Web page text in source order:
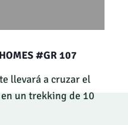
#GR 107
llevará a cruzar el
un trekking de 10